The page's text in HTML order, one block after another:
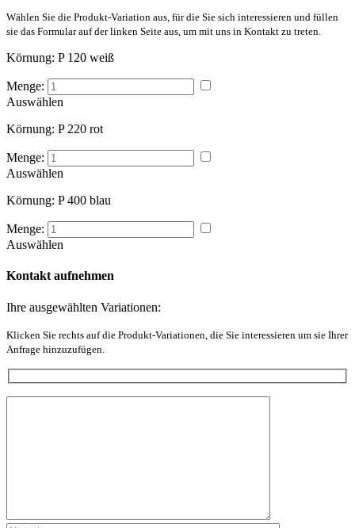
Wählen Sie die Produkt-Variation aus, für die Sie sich interessieren und füllen
sie das Formular auf der linken Seite aus, um mit uns in Kontakt zu treten.
Körnung: P 120 weiß
Menge:
Auswählen
Körnung: P 220 rot
Menge:
Auswählen
Körnung: P 400 blau
Menge:
Auswählen
Kontakt aufnehmen
Ihre ausgewählten Variationen:
Klicken Sie rechts auf die Produkt-Variationen, die Sie interessieren um sie Ihrer
Anfrage hinzuzufügen.